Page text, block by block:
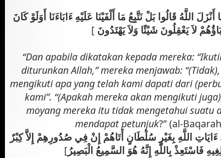
اللَّهُ قَالُوا بَلْ نَتَّبِعُ مَا أَلْفَيْنَا عَلَيْهِ ءَابَاءَنَا أَوَلَوْ كَانَ
لاَ يَعْقِلُونَ شَيْئًا وَلاَ يَهْتَدُونَ [
“Dan apabila dikatakan kepada mereka:
diturunkan Allah,” mereka menjawab:
mengikuti apa yang telah kami dapati dari
kami”. “(Apakah mereka akan mengikuti
moyang mereka itu tidak mengetahui suatu
mendapat petunjuk?” (al-
اللَّهِ بِغَيْرِ سُلْطَانٍ أَتَاهُمْ إِنْ فِي صُدُورِهِمْ إِلاَّ كِبْرٌ
فَاسْتَعِذْ بِاللَّهِ إِنَّهُ هُوَ السَّمِيعُ الْبَصِيرُ[